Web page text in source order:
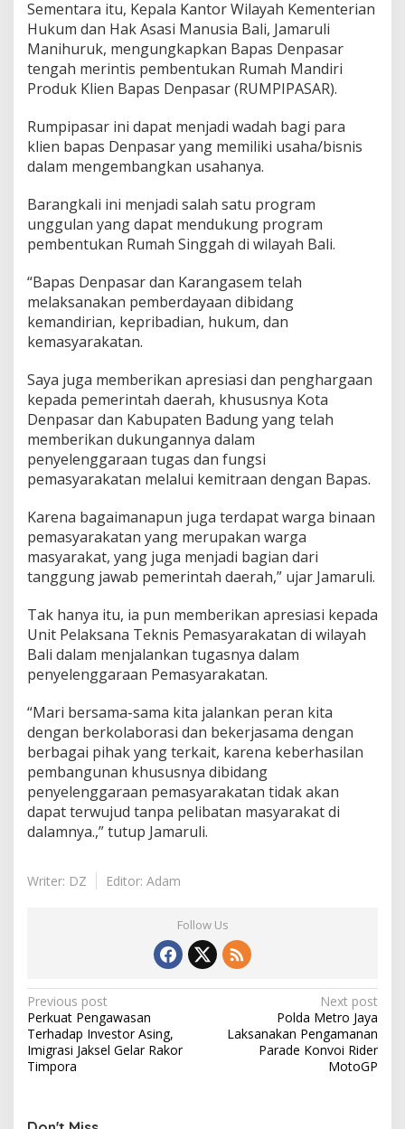
Sementara itu, Kepala Kantor Wilayah Kementerian
Hukum dan Hak Asasi Manusia Bali, Jamaruli
Manihuruk, mengungkapkan Bapas Denpasar
tengah merintis pembentukan Rumah Mandiri
Produk Klien Bapas Denpasar (RUMPIPASAR).
Rumpipasar ini dapat menjadi wadah bagi para
klien bapas Denpasar yang memiliki usaha/bisnis
dalam mengembangkan usahanya.
Barangkali ini menjadi salah satu program
unggulan yang dapat mendukung program
pembentukan Rumah Singgah di wilayah Bali.
“Bapas Denpasar dan Karangasem telah
melaksanakan pemberdayaan dibidang
kemandirian, kepribadian, hukum, dan
kemasyarakatan.
Saya juga memberikan apresiasi dan penghargaan
kepada pemerintah daerah, khususnya Kota
Denpasar dan Kabupaten Badung yang telah
memberikan dukungannya dalam
penyelenggaraan tugas dan fungsi
pemasyarakatan melalui kemitraan dengan Bapas.
Karena bagaimanapun juga terdapat warga binaan
pemasyarakatan yang merupakan warga
masyarakat, yang juga menjadi bagian dari
tanggung jawab pemerintah daerah,” ujar Jamaruli.
Tak hanya itu, ia pun memberikan apresiasi kepada
Unit Pelaksana Teknis Pemasyarakatan di wilayah
Bali dalam menjalankan tugasnya dalam
penyelenggaraan Pemasyarakatan.
“Mari bersama-sama kita jalankan peran kita
dengan berkolaborasi dan bekerjasama dengan
berbagai pihak yang terkait, karena keberhasilan
pembangunan khususnya dibidang
penyelenggaraan pemasyarakatan tidak akan
dapat terwujud tanpa pelibatan masyarakat di
dalamnya.,” tutup Jamaruli.
Writer: DZ Editor: Adam
Follow Us
Post
navigation
Previous post
Perkuat Pengawasan
Terhadap Investor Asing,
Imigrasi Jaksel Gelar Rakor
Timpora
Next post
Polda Metro Jaya
Laksanakan Pengamanan
Parade Konvoi Rider
MotoGP